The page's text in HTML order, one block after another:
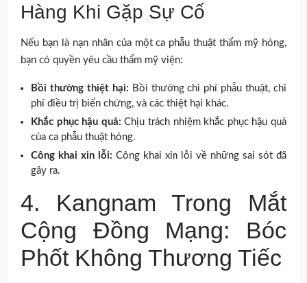
Hàng Khi Gặp Sự Cố
Nếu bạn là nạn nhân của một ca phẫu thuật thẩm mỹ hỏng,
bạn có quyền yêu cầu thẩm mỹ viện:
Bồi thường thiệt hại: Bồi thường chi phí phẫu thuật, chi
phí điều trị biến chứng, và các thiệt hại khác.
Khắc phục hậu quả: Chịu trách nhiệm khắc phục hậu quả
của ca phẫu thuật hỏng.
Công khai xin lỗi: Công khai xin lỗi về những sai sót đã
gây ra.
4. Kangnam Trong Mắt
Cộng Đồng Mạng: Bóc
Phốt Không Thương Tiếc